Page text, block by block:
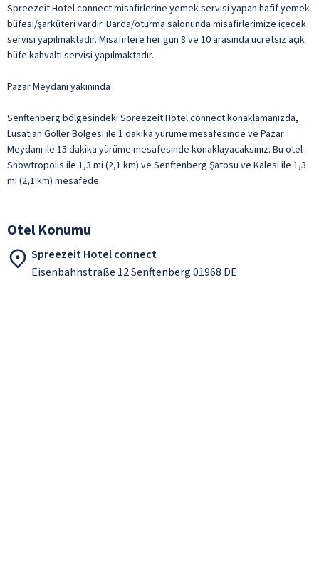
Spreezeit Hotel connect misafirlerine yemek servisi yapan hafif yemek
büfesi/şarküteri vardır. Barda/oturma salonunda misafirlerimize içecek
servisi yapılmaktadır. Misafirlere her gün 8 ve 10 arasında ücretsiz açık
büfe kahvaltı servisi yapılmaktadır.
Pazar Meydanı yakınında
Senftenberg bölgesindeki Spreezeit Hotel connect konaklamanızda,
Lusatian Göller Bölgesi ile 1 dakika yürüme mesafesinde ve Pazar
Meydanı ile 15 dakika yürüme mesafesinde konaklayacaksınız. Bu otel
Snowtropolis ile 1,3 mi (2,1 km) ve Senftenberg Şatosu ve Kalesi ile 1,3
mi (2,1 km) mesafede.
Otel Konumu
Spreezeit Hotel connect
Eisenbahnstraße 12 Senftenberg 01968 DE